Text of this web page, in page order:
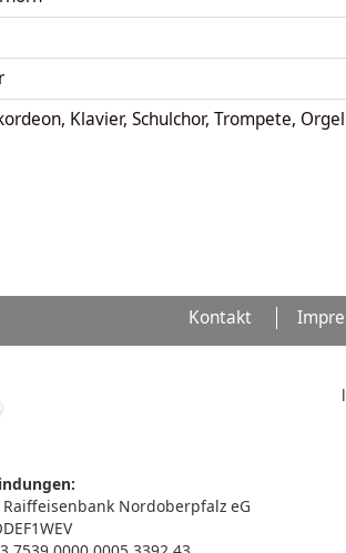
Klavier, Schulchor, Trompete, Orgel
Kontakt
Raiffeisenbank Nordoberpfalz eG